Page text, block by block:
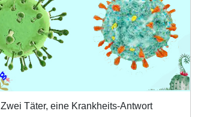
Zwei Täter, eine Krankheits-Antwort